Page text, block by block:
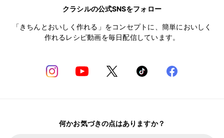
クラシルの公式SNSをフォロー
「きちんとおいしく作れる」をコンセプトに、簡単においしく
作れるレシピ動画を毎日配信しています。
何かお気づきの点はありますか？